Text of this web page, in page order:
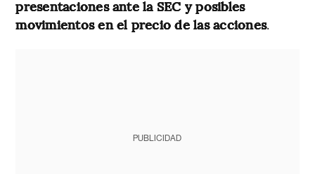
presentaciones ante la SEC y posibles
movimientos en el precio de las acciones.
PUBLICIDAD